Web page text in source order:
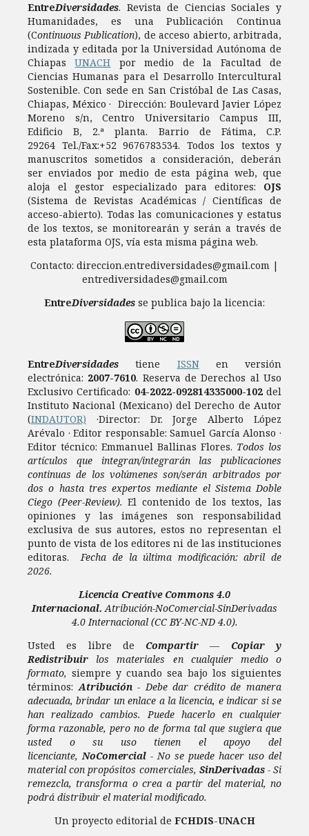
EntreDiversidades. Revista de Ciencias Sociales y
Humanidades, es una Publicación Continua
(Continuous Publication), de acceso abierto, arbitrada,
indizada y editada por la Universidad Autónoma de
ChiapasUNACH por medio de la Facultad de
Ciencias Humanas para el Desarrollo Intercultural
Sostenible. Con sede en San Cristóbal de Las Casas,
Chiapas, México · Dirección: Boulevard Javier López
Moreno s/n, Centro Universitario Campus III,
Edificio B, 2.ª planta. Barrio de Fátima, C.P.
29264 Tel./Fax:+52 9676783534. Todos los textos y
manuscritos sometidos a consideración, deberán
ser enviados por medio de esta página web, que
aloja el gestor especializado para editores: OJS
(Sistema de Revistas Académicas / Científicas de
acceso-abierto). Todas las comunicaciones y estatus
de los textos, se monitorearán y serán a través de
esta plataforma OJS, vía esta misma página web.
Contacto: direccion.entrediversidades@gmail.com |
entrediversidades@gmail.com
EntreDiversidades se publica bajo la licencia:
EntreDiversidades tiene ISSNen versión
electrónica: 2007-7610. Reserva de Derechos al Uso
Exclusivo Certificado: 04-2022-092814335000-102del
Instituto Nacional (Mexicano) del Derecho de Autor
(INDAUTOR) ·Director: Dr. Jorge Alberto López
Arévalo · Editor responsable: Samuel García Alonso ·
Editor técnico: Emmanuel Ballinas Flores. Todos los
artículos que integran/integrarán las publicaciones
continuas de los volúmenes son/serán arbitrados por
dos o hasta tres expertos mediante el Sistema Doble
Ciego (Peer-Review). El contenido de los textos, las
opiniones y las imágenes son responsabilidad
exclusiva de sus autores, estos no representan el
punto de vista de los editores ni de las instituciones
editoras. Fecha de la última modificación: abril de
2026.
Licencia Creative Commons 4.0
Internacional.Atribución-NoComercial-SinDerivadas
4.0 Internacional(CC BY-NC-ND 4.0).
Usted es libre de Compartir — Copiar y
Redistribuir los materiales en cualquier medio o
formato, siempre y cuando sea bajo los siguientes
términos:Atribución- Debe dar crédito de manera
adecuada, brindar un enlace a la licencia, e indicar si se
han realizado cambios. Puede hacerlo en cualquier
forma razonable, pero no de forma tal que sugiera que
usted o su uso tienen el apoyo del
licenciante,NoComercial - No se puede hacer uso del
material con propósitos comerciales, SinDerivadas- Si
remezcla, transforma o crea a partir del material, no
podrá distribuir el material modificado.
Un proyecto editorial de FCHDIS-UNACH